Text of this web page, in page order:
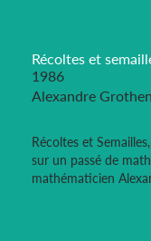
Récoltes et
1986
Alexandre
Récoltes et
sur un passé de
mathématicien